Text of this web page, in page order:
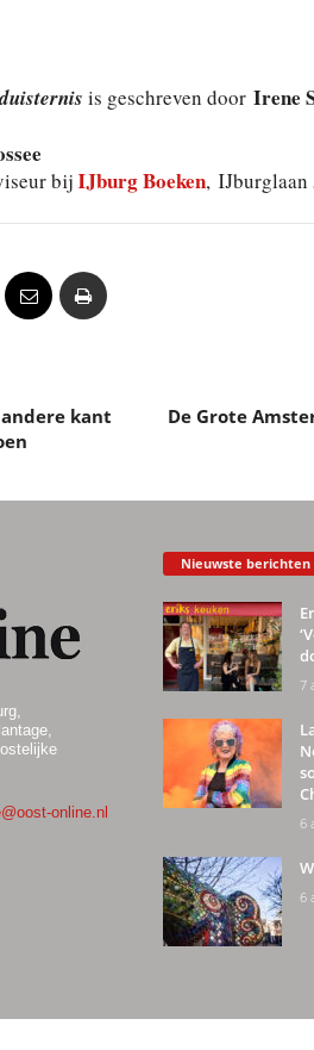
is geschreven doorIrene
bijIJburg Boeken, IJburglaan
kant
De Grote
online.nl
Nieuwste berichten
7
6
6